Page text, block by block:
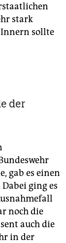
stark
sollte
der
gab es einen
ging es
noch die
auch die
in der